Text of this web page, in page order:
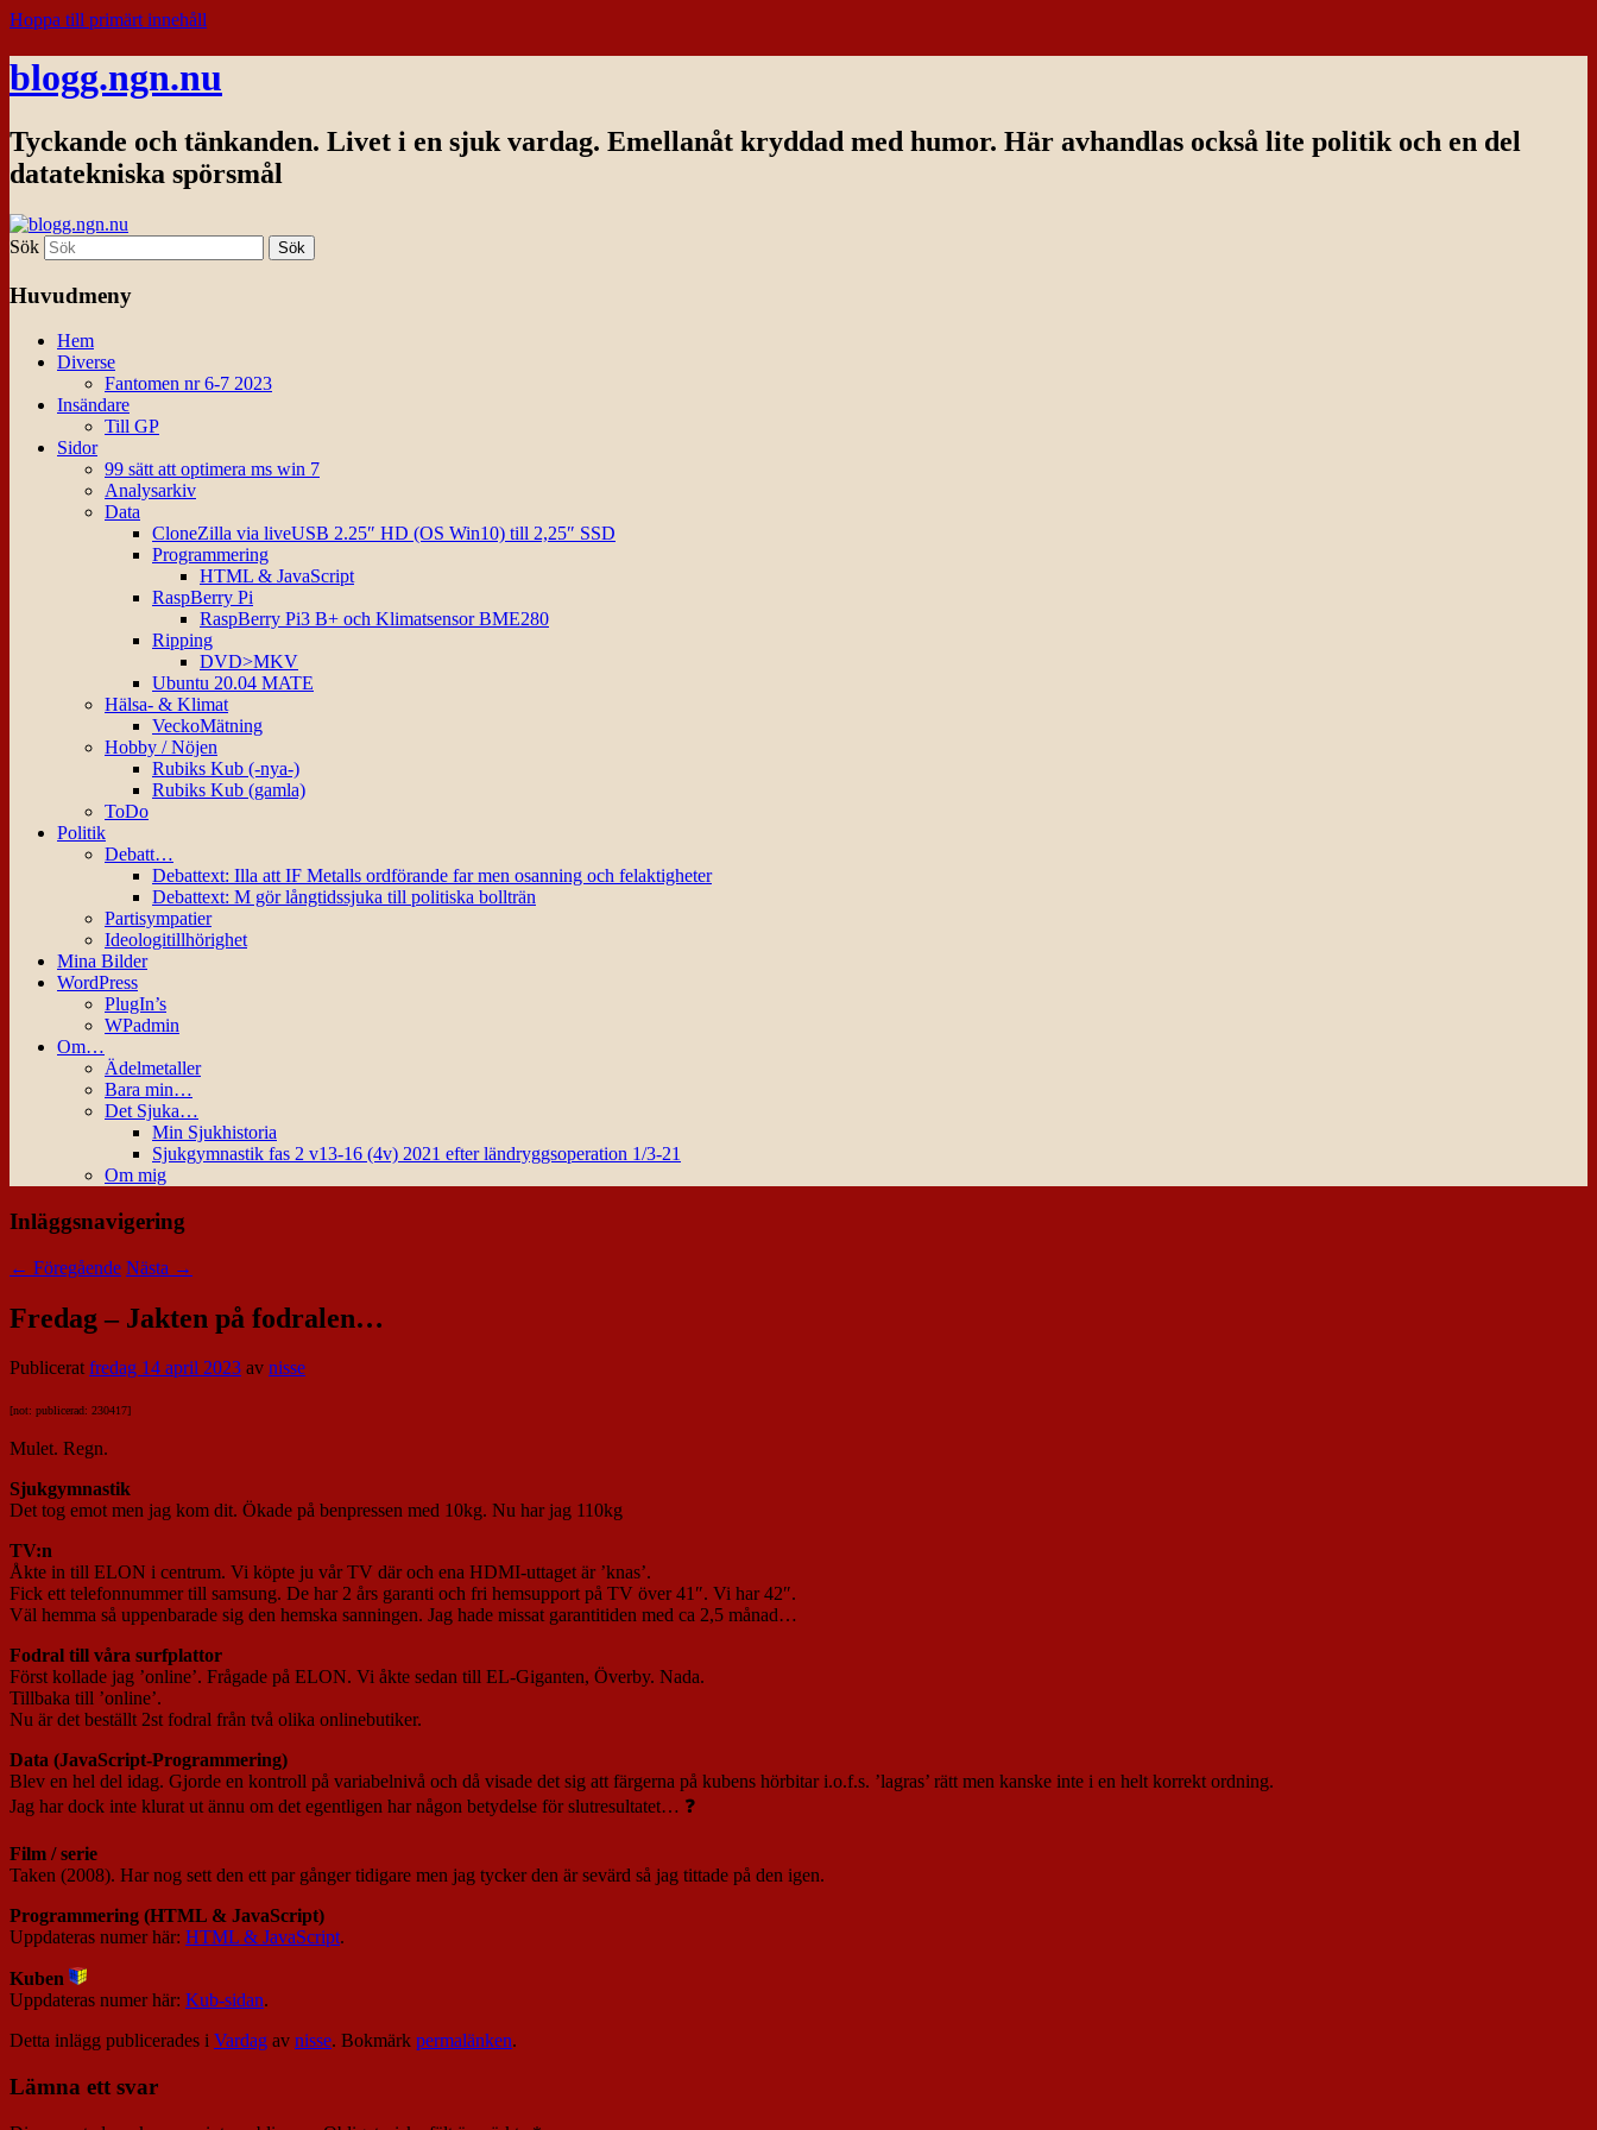
Hoppa till primärt innehåll
blogg.ngn.nu
Tyckande och tänkanden. Livet i en sjuk vardag. Emellanåt kryddad med humor. Här avhandlas också lite politik och en del
datatekniska spörsmål
Sök
Huvudmeny
Hem
Diverse
Fantomen nr 6-7 2023
Insändare
Till GP
Sidor
99 sätt att optimera ms win 7
Analysarkiv
Data
CloneZilla via liveUSB 2.25″ HD (OS Win10) till 2,25″ SSD
Programmering
HTML & JavaScript
RaspBerry Pi
RaspBerry Pi3 B+ och Klimatsensor BME280
Ripping
DVD>MKV
Ubuntu 20.04 MATE
Hälsa- & Klimat
VeckoMätning
Hobby / Nöjen
Rubiks Kub (-nya-)
Rubiks Kub (gamla)
ToDo
Politik
Debatt…
Debattext: Illa att IF Metalls ordförande far men osanning och felaktigheter
Debattext: M gör långtidssjuka till politiska bollträn
Partisympatier
Ideologitillhörighet
Mina Bilder
WordPress
PlugIn’s
WPadmin
Om…
Ädelmetaller
Bara min…
Det Sjuka…
Min Sjukhistoria
Sjukgymnastik fas 2 v13-16 (4v) 2021 efter ländryggsoperation 1/3-21
Om mig
Inläggsnavigering
← Föregående Nästa →
Fredag – Jakten på fodralen…
Publiceratfredag 14 april 2023 av nisse
[not: publicerad: 230417]
Mulet. Regn.
Sjukgymnastik
Det tog emot men jag kom dit. Ökade på benpressen med 10kg. Nu har jag 110kg
TV:n
Åkte in till ELON i centrum. Vi köpte ju vår TV där och ena HDMI-uttaget är ’knas’.
Fick ett telefonnummer till samsung. De har 2 års garanti och fri hemsupport på TV över 41″. Vi har 42″.
Väl hemma så uppenbarade sig den hemska sanningen. Jag hade missat garantitiden med ca 2,5 månad…
Fodral till våra surfplattor
Först kollade jag ’online’. Frågade på ELON. Vi åkte sedan till EL-Giganten, Överby. Nada.
Tillbaka till ’online’.
Nu är det beställt 2st fodral från två olika onlinebutiker.
Data (JavaScript-Programmering)
Blev en hel del idag. Gjorde en kontroll på variabelnivå och då visade det sig att färgerna på kubens hörbitar i.o.f.s. ’lagras’ rätt men kanske inte i en helt korrekt ordning.
Jag har dock inte klurat ut ännu om det egentligen har någon betydelse för slutresultatet… ❓
Film / serie
Taken (2008). Har nog sett den ett par gånger tidigare men jag tycker den är sevärd så jag tittade på den igen.
Programmering (HTML & JavaScript)
Uppdateras numer här: HTML & JavaScript.
Kuben
Uppdateras numer här: Kub-sidan.
Detta inlägg publicerades i Vardag av nisse. Bokmärk permalänken.
Lämna ett svar